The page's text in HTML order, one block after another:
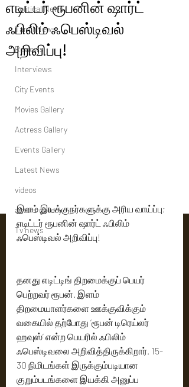
Political News
Tamil News
Reviews
Interviews
City Events
Movies Gallery
Actress Gallery
Events Gallery
Latest News
videos
actors gallery
Tv news
எடிட்டர் ரூபனின் ஷார்ட்
ஃபிலிம் ஃபெஸ்டிவல்
அறிவிப்பு!
இளம் இயக்குநர்களுக்கு அரிய வாய்ப்பு;
எடிட்டர் ரூபனின் ஷார்ட் ஃபிலிம்
ஃபெஸ்டிவல் அறிவிப்பு!
தனது எடிட்டிங் திறமைக்குப் பெயர்
பெற்றவர் ரூபன். இளம்
திறமையாளர்களை ஊக்குவிக்கும்
வகையில் தற்போது ‘ரூபன் டிரெய்லர்
ஹவுஸ்’ என்ற பெயரில் ஃபிலிம்
ஃபெஸ்டிவலை அறிவித்திருக்கிறார். 15-
30 நிமிடங்கள் இருக்கும்படியான
குறும்படங்களை இயக்கி அனுப்ப